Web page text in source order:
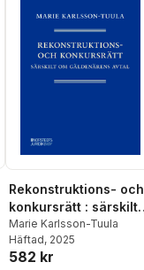
Rekonstruktions- och
konkursrätt : särskilt
om gäldenärens avtal
Marie Karlsson-Tuula
Häftad, 2025
582 kr